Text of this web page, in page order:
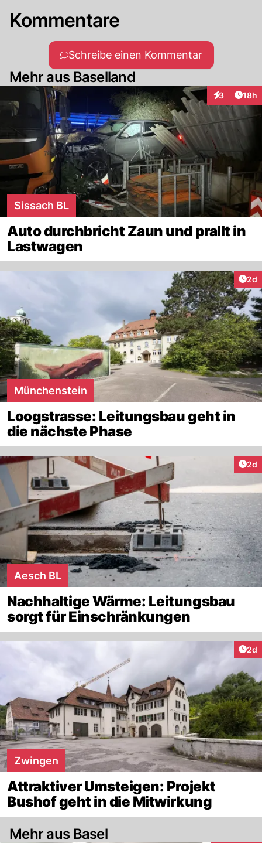
Kommentare
Schreibe einen Kommentar
Mehr aus Baselland
3
Interaktionen
18h
Sissach BL
Auto durchbricht Zaun und prallt in
Lastwagen
2d
Münchenstein
Loogstrasse: Leitungsbau geht in
die nächste Phase
2d
Aesch BL
Nachhaltige Wärme: Leitungsbau
sorgt für Einschränkungen
2d
Zwingen
Attraktiver Umsteigen: Projekt
Bushof geht in die Mitwirkung
Mehr aus Basel